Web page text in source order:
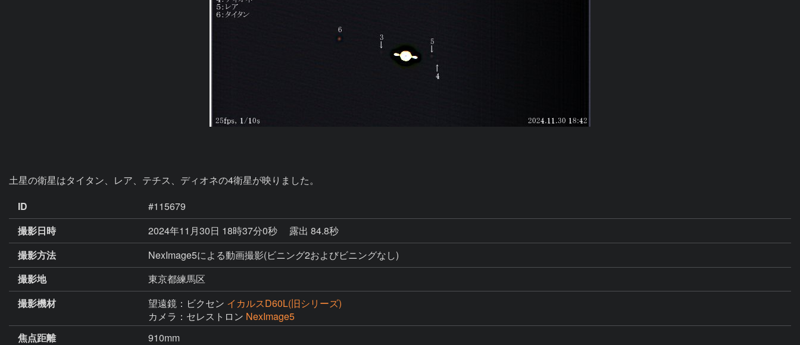
土星の衛星はタイタン、レア、テチス、ディオネの4衛星が映りました。
ID
#115679
撮影日時
2024年11月30日 18時37分0秒
露出 84.8秒
撮影方法
NexImage5による動画撮影(ビニング2およびビニングなし)
撮影地
東京都練馬区
撮影機材
望遠鏡：ビクセン イカルスD60L(旧シリーズ)
カメラ：セレストロン NexImage5
焦点距離
910mm